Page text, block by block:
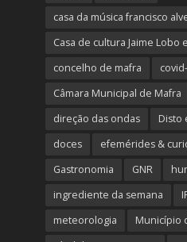
casa da música francisco
Casa de cultura Jaime Lobo
concelho de mafra
Câmara Municipal de Mafra
direção das ondas
Disto
doces
efemérides &
Gastronomia
GNR
ingrediente da semana
meteorologia
Município